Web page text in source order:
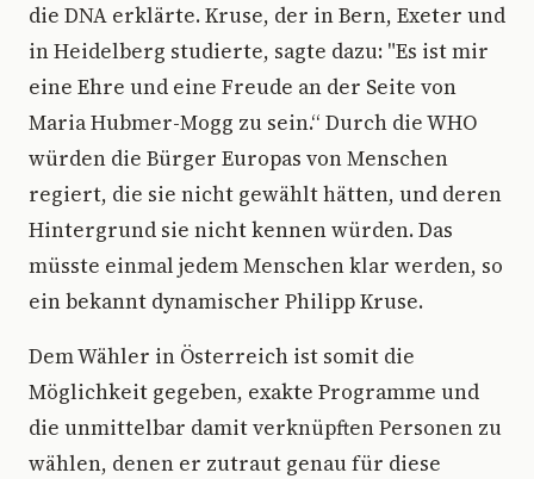
die DNA erklärte. Kruse, der in Bern, Exeter und
in Heidelberg studierte, sagte dazu: "Es ist mir
eine Ehre und eine Freude an der Seite von
Maria Hubmer-Mogg zu sein.“ Durch die WHO
würden die Bürger Europas von Menschen
regiert, die sie nicht gewählt hätten, und deren
Hintergrund sie nicht kennen würden. Das
müsste einmal jedem Menschen klar werden, so
ein bekannt dynamischer Philipp Kruse.
Dem Wähler in Österreich ist somit die
Möglichkeit gegeben, exakte Programme und
die unmittelbar damit verknüpften Personen zu
wählen, denen er zutraut genau für diese